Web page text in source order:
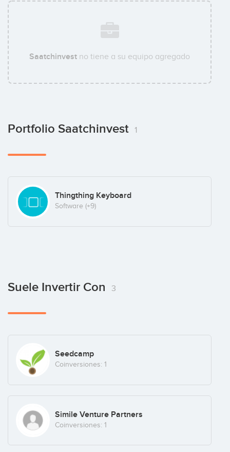
Saatchinvest no tiene a su equipo agregado
Portfolio Saatchinvest 1
Thingthing Keyboard
Software (+9)
Suele Invertir Con 3
Seedcamp
Coinversiones: 1
Simile Venture Partners
Coinversiones: 1